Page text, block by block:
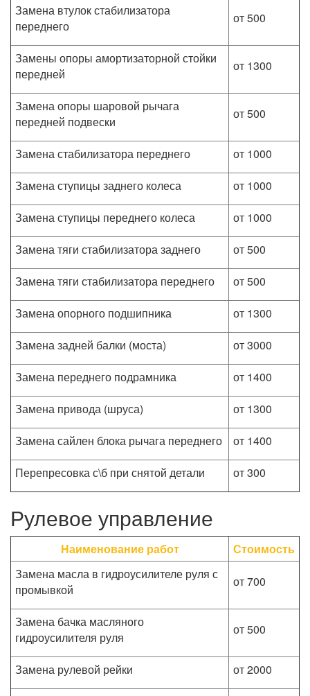
Замена втулок стабилизатора
переднего
от 500
Замены опоры амортизаторной стойки
передней
от 1300
Замена опоры шаровой рычага
передней подвески
от 500
Замена стабилизатора переднего
от 1000
Замена ступицы заднего колеса
от 1000
Замена ступицы переднего колеса
от 1000
Замена тяги стабилизатора заднего
от 500
Замена тяги стабилизатора переднего
от 500
Замена опорного подшипника
от 1300
Замена задней балки (моста)
от 3000
Замена переднего подрамника
от 1400
Замена привода (шруса)
от 1300
Замена сайлен блока рычага переднего
от 1400
Перепресовка с\б при снятой детали
от 300
Рулевое управление
Наименование работ
Стоимость
Замена масла в гидроусилителе руля с
промывкой
от 700
Замена бачка масляного
гидроусилителя руля
от 500
Замена рулевой рейки
от 2000